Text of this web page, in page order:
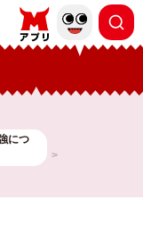
につ